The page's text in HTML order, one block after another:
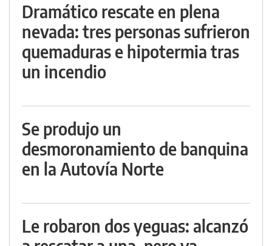
Dramático rescate en plena
nevada: tres personas sufrieron
quemaduras e hipotermia tras
un incendio
Se produjo un
desmoronamiento de banquina
en la Autovía Norte
Le robaron dos yeguas: alcanzó